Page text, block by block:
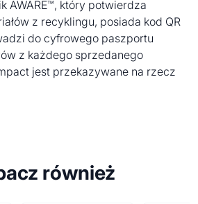
AWARE™, który potwierdza
z recyklingu, posiada kod QR
do cyfrowego paszportu
z każdego sprzedanego
jest przekazywane na rzecz
również